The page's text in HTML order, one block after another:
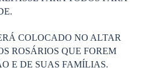
COLOCADO NO ALTAR
ROSÁRIOS QUE FOREM
E DE SUAS FAMÍLIAS.